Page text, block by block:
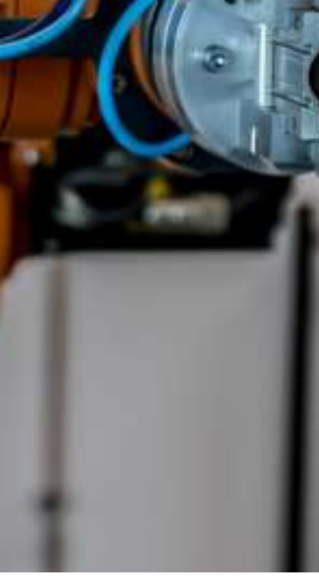
▸
Λειτουργίας ανοιχτού βρόγχου
▸Ρυθμιστικής Λειτουργίας κλειστού βρόγχου
Συνεχούς ρυθμιστικής λειτουργίας
ΡΥΘΜΙΣΤΙΚΕΣ ΒΑΛΒΙΔΕΣ & ΠΝΕΥΜΑΤΙΚΟΙ
ΕΝΕΡΓΟΠΟΙΗΤΕΣ HORA
Ρυθμιστικές βαλβίδες μονής έδρας
Ρυθμιστικές βαλβίδες πολλαπλών βαθμίδων
Βαλβίδα ανακυκλοφορίας τροφοδοτικής αντλίας
Ρυθμιστικές βαλβίδες δύο δρόμων και τριών δρόμων
Πνευματικοί σερβομηχανισμοί ευθύγραμμης κίνησης